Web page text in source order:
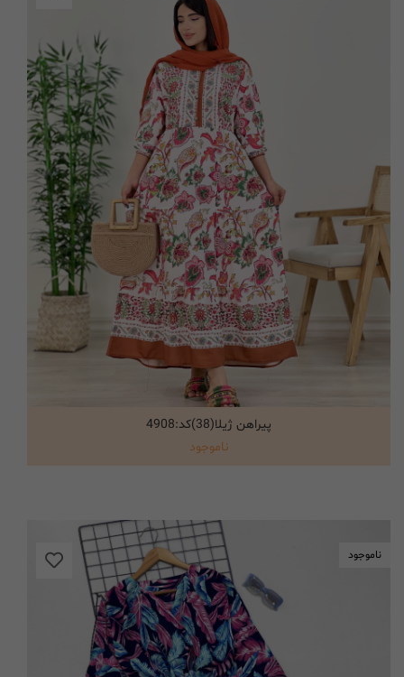
انتخاب گزینه ها
پیراهن ژیلا(38)کد:4908
ناموجود
ناموجود